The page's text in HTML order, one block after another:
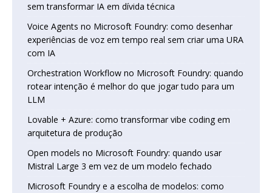
sem transformar IA em dívida técnica
Voice Agents no Microsoft Foundry: como desenhar
experiências de voz em tempo real sem criar uma URA
com IA
Orchestration Workflow no Microsoft Foundry: quando
rotear intenção é melhor do que jogar tudo para um
LLM
Lovable + Azure: como transformar vibe coding em
arquitetura de produção
Open models no Microsoft Foundry: quando usar
Mistral Large 3 em vez de um modelo fechado
Microsoft Foundry e a escolha de modelos: como